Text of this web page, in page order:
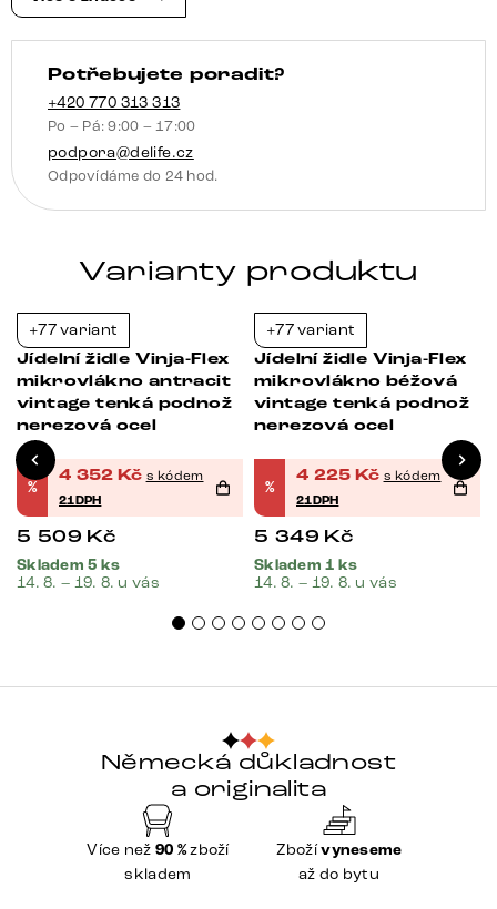
množství
Potřebujete poradit?
+420 770 313 313
Po – Pá: 9:00 – 17:00
podpora@delife.cz
Odpovídáme do 24 hod.
Varianty produktu
+77 variant
Jídelní židle Vinja-Flex
mikrovlákno antracit
vintage tenká podnož
nerezová ocel
%
4 352 Kč s kódem
21DPH
5 509 Kč
Skladem 5 ks
14. 8. – 19. 8. u vás
+77 variant
Jídelní židle Vinja-Flex
mikrovlákno béžová
vintage tenká podnož
nerezová ocel
%
4 225 Kč s kódem
21DPH
5 349 Kč
Skladem 1 ks
14. 8. – 19. 8. u vás
Německá důkladnost
a originalita
Více než 90 %zboží
skladem
Zbožívyneseme
až do bytu